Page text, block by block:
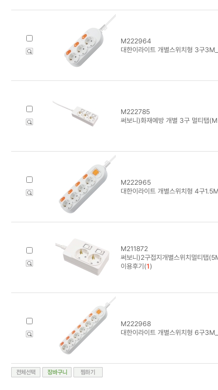
M222964
대한이라이트 개별스위치형 3구
M222785
써보니)화재예방 개별 3구 멀티탭
M222965
대한이라이트 개별스위치형 4구
M211872
써보니)2구접지개별스위치멀티탭
이용후기(1)
M222968
대한이라이트 개별스위치형 6구